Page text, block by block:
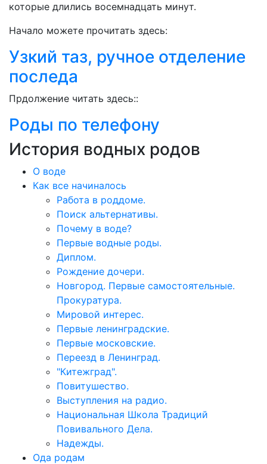
которые длились восемнадцать минут.
Начало можете прочитать здесь:
Узкий таз, ручное отделение
последа
Прдолжение читать здесь::
Роды по телефону
История водных родов
О воде
Как все начиналось
Работа в роддоме.
Поиск альтернативы.
Почему в воде?
Первые водные роды.
Диплом.
Рождение дочери.
Новгород. Первые самостоятельные.
Прокуратура.
Мировой интерес.
Первые ленинградские.
Первые московские.
Переезд в Ленинград.
"Китежград".
Повитушество.
Выступления на радио.
Национальная Школа Традиций
Повивального Дела.
Надежды.
Ода родам